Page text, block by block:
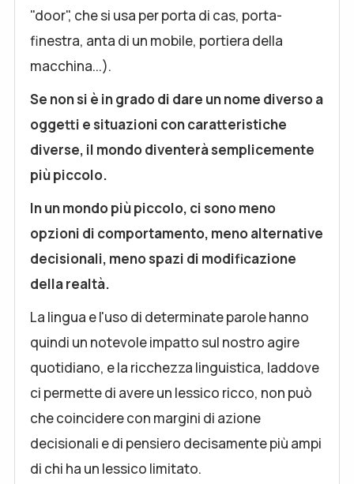
"door", che si usa per porta di cas, porta-
finestra, anta di un mobile, portiera della
macchina...).
Se non si è in grado di dare un nome diverso a
oggetti e situazioni con caratteristiche
diverse, il mondo diventerà semplicemente
più piccolo.
In un mondo più piccolo, ci sono meno
opzioni di comportamento, meno alternative
decisionali, meno spazi di modificazione
della realtà.
La lingua e l'uso di determinate parole hanno
quindi un notevole impatto sul nostro agire
quotidiano, e la ricchezza linguistica, laddove
ci permette di avere un lessico ricco, non può
che coincidere con margini di azione
decisionali e di pensiero decisamente più ampi
di chi ha un lessico limitato.